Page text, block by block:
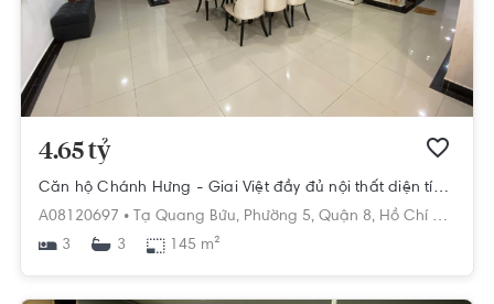
4.65 tỷ
Căn hộ Chánh Hưng - Giai Việt đầy đủ nội thất diện tích 145m²
A08120697 • Tạ Quang Bửu, Phường 5, Quận 8, Hồ Chí Minh
3
3 145 m²